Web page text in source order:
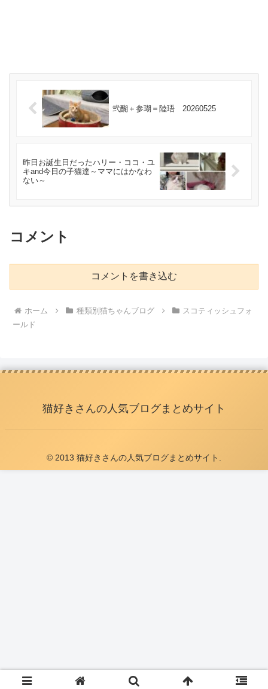
弐醐＋参瑚＝陸珸 20260525
昨日お誕生日だったハリー・ココ・ユ
キand今日の子猫達～ママにはかなわ
ない～
コメント
コメントを書き込む
ホーム 種類別猫ちゃんブログ
スコティッシュフォ
ールド
猫好きさんの人気ブログまとめサイト
© 2013 猫好きさんの人気ブログまとめサイト.